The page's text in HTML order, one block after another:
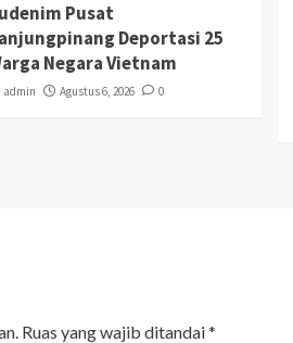
Pusat
Deportasi 25
Negara Vietnam
admin Agustus 6, 2026 0
Ruas yang wajib ditandai*